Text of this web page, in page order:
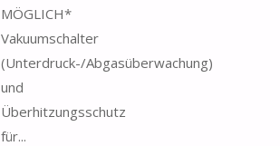
MÖGLICH*
Vakuumschalter
(Unterdruck-/Abgasüberwachung)
und
Überhitzungsschutz
für...